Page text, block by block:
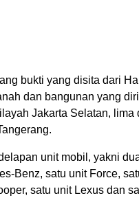
bukti yang disita dari
dan bangunan yang
Jakarta Selatan, lima
unit mobil, yakni
Benz, satu unit Force,
satu unit Lexus dan